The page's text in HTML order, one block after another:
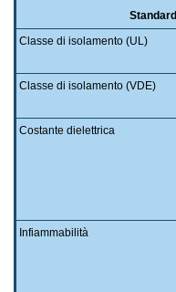
Standard
Classe di isolamento (UL)
Classe di isolamento (VDE)
Costante dielettrica
Infiammabilità